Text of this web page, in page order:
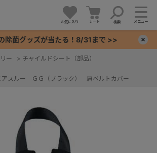
お気に入り カート 検索 メニュー
除菌グッズが当たる！8/31まで >>
ー > チャイルドシート（部品）
スルー ＧＧ（ブラック） 肩ベルトカバー